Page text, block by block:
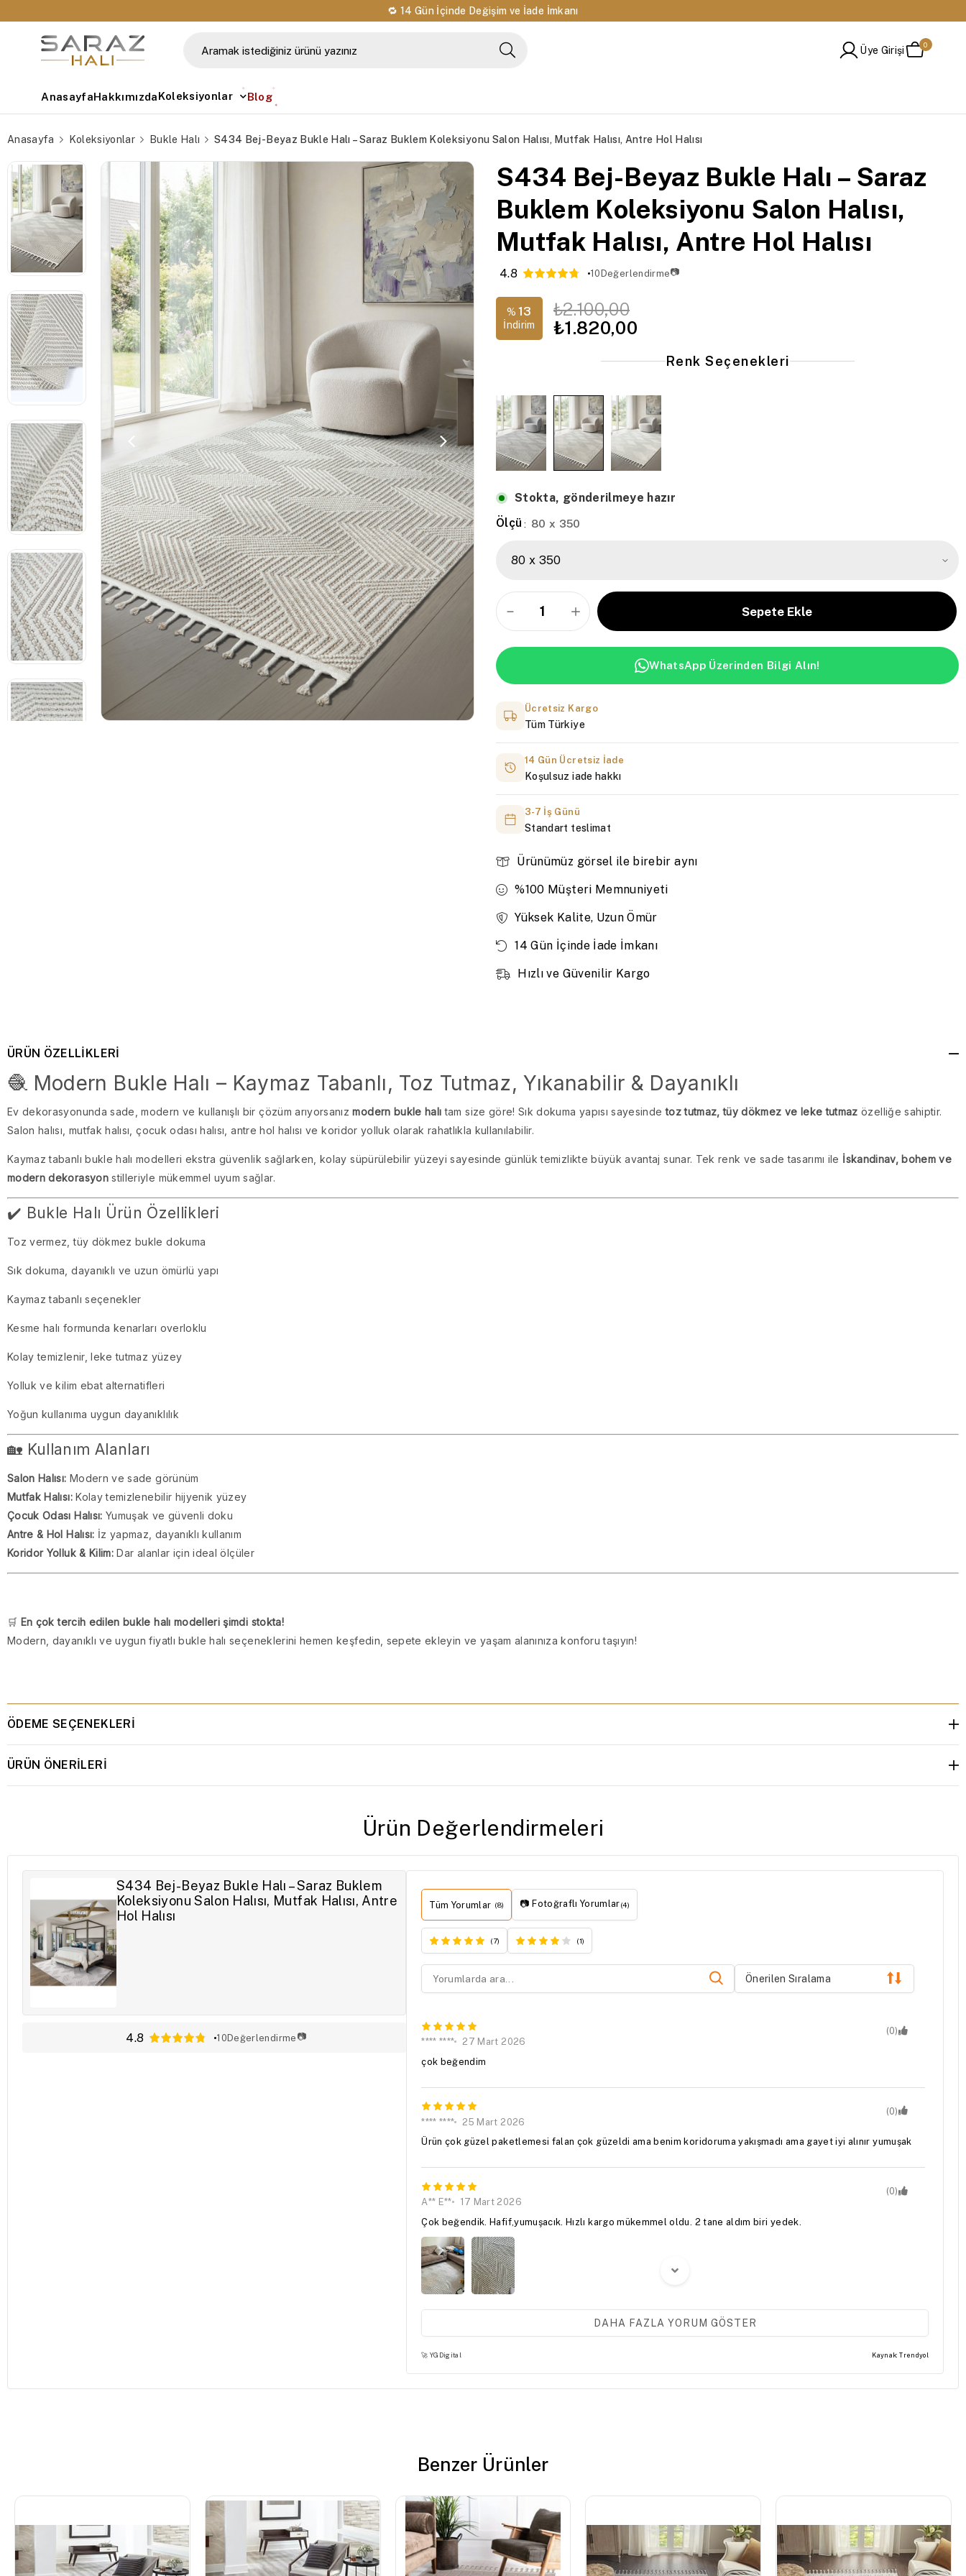
🔁 14 Gün İçinde Değişim ve İade İmkanı
Üye Girişi 0
AnasayfaHakkımızdaKoleksiyonlar Blog
Anasayfa Koleksiyonlar Bukle Halı S434 Bej-Beyaz Bukle Halı – Saraz Buklem Koleksiyonu Salon Halısı, Mutfak Halısı, Antre Hol Halısı
S434 Bej-Beyaz Bukle Halı – Saraz
Buklem Koleksiyonu Salon Halısı,
Mutfak Halısı, Antre Hol Halısı
4.8 10Değerlendirme📷
% 13
İndirim
₺2.100,00
₺1.820,00
Renk Seçenekleri
Stokta, gönderilmeye hazır
Ölçü : 80 x 350
WhatsApp Üzerinden Bilgi Alın!
Ücretsiz Kargo
Tüm Türkiye
14 Gün Ücretsiz İade
Koşulsuz iade hakkı
3-7 İş Günü
Standart teslimat
Ürünümüz görsel ile birebir aynı
%100 Müşteri Memnuniyeti
Yüksek Kalite, Uzun Ömür
14 Gün İçinde İade İmkanı
Hızlı ve Güvenilir Kargo
Ürün Değerlendirmeleri
S434 Bej-Beyaz Bukle Halı – Saraz Buklem
Koleksiyonu Salon Halısı, Mutfak Halısı, Antre
Hol Halısı
4.8 10Değerlendirme 📷
Tüm Yorumlar (8) 📷 Fotoğraflı Yorumlar(4)
(7) (1)
Önerilen Sıralama
(0)
**** ****
27 Mart 2026
çok beğendim
(0)
**** ****
25 Mart 2026
Ürün çok güzel paketlemesi falan çok güzeldi ama benim koridoruma yakışmadı ama gayet iyi alınır yumuşak
(0)
A** E**
17 Mart 2026
Çok beğendik. Hafif,yumuşacık. Hızlı kargo mükemmel oldu. 2 tane aldım biri yedek.
F** A**
13 Mart 2026
deseni çok güzel boyutu tam geldi hafif bir halı ipleri yapışacak gibi inşallah yapışmaz saçak kısımları çok uzun
Halı çok güzel..bayıldım..yumuşacık istediğim gibi..tavsiye ederim
DAHA FAZLA YORUM GÖSTER
🚀 YGDigital Kaynak: Trendyol
ÜRÜN ÖZELLIKLERI
🧶 Modern Bukle Halı – Kaymaz Tabanlı, Toz Tutmaz, Yıkanabilir & Dayanıklı
Ev dekorasyonunda sade, modern ve kullanışlı bir çözüm arıyorsanızmodern bukle halı tam size göre! Sık dokuma yapısı sayesindetoz tutmaz, tüy dökmez ve leke tutmaz özelliğe sahiptir.
Salon halısı, mutfak halısı, çocuk odası halısı, antre hol halısı ve koridor yolluk olarak rahatlıkla kullanılabilir.
Kaymaz tabanlı bukle halı modelleri ekstra güvenlik sağlarken, kolay süpürülebilir yüzeyi sayesinde günlük temizlikte büyük avantaj sunar. Tek renk ve sade tasarımı ile İskandinav, bohem ve
modern dekorasyonstilleriyle mükemmel uyum sağlar.
✔️ Bukle Halı Ürün Özellikleri
Toz vermez, tüy dökmez bukle dokuma
Sık dokuma, dayanıklı ve uzun ömürlü yapı
Kaymaz tabanlı seçenekler
Kesme halı formunda kenarları overloklu
Kolay temizlenir, leke tutmaz yüzey
Yolluk ve kilim ebat alternatifleri
Yoğun kullanıma uygun dayanıklılık
🏡 Kullanım Alanları
Salon Halısı: Modern ve sade görünüm
Mutfak Halısı:Kolay temizlenebilir hijyenik yüzey
Çocuk Odası Halısı: Yumuşak ve güvenli doku
Antre & Hol Halısı: İz yapmaz, dayanıklı kullanım
Koridor Yolluk & Kilim: Dar alanlar için ideal ölçüler
🛒 En çok tercih edilen bukle halı modelleri şimdi stokta!
Modern, dayanıklı ve uygun fiyatlı bukle halı seçeneklerini hemen keşfedin, sepete ekleyin ve yaşam alanınıza konforu taşıyın!
ÖDEME SEÇENEKLERI
ÜRÜN ÖNERILERI
Benzer Ürünler